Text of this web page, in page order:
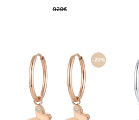
920€
-20%